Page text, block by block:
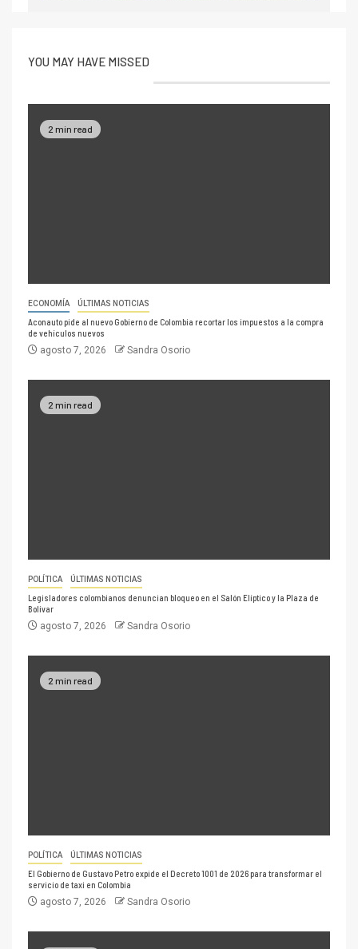
YOU MAY HAVE MISSED
2 min read
ECONOMÍA ÚLTIMAS NOTICIAS
Aconauto pide al nuevo Gobierno de Colombia recortar los impuestos a la compra
de vehículos nuevos
agosto 7, 2026 Sandra Osorio
2 min read
POLÍTICA ÚLTIMAS NOTICIAS
Legisladores colombianos denuncian bloqueo en el Salón Elíptico y la Plaza de
Bolívar
agosto 7, 2026 Sandra Osorio
2 min read
POLÍTICA ÚLTIMAS NOTICIAS
El Gobierno de Gustavo Petro expide el Decreto 1001 de 2026 para transformar el
servicio de taxi en Colombia
agosto 7, 2026 Sandra Osorio